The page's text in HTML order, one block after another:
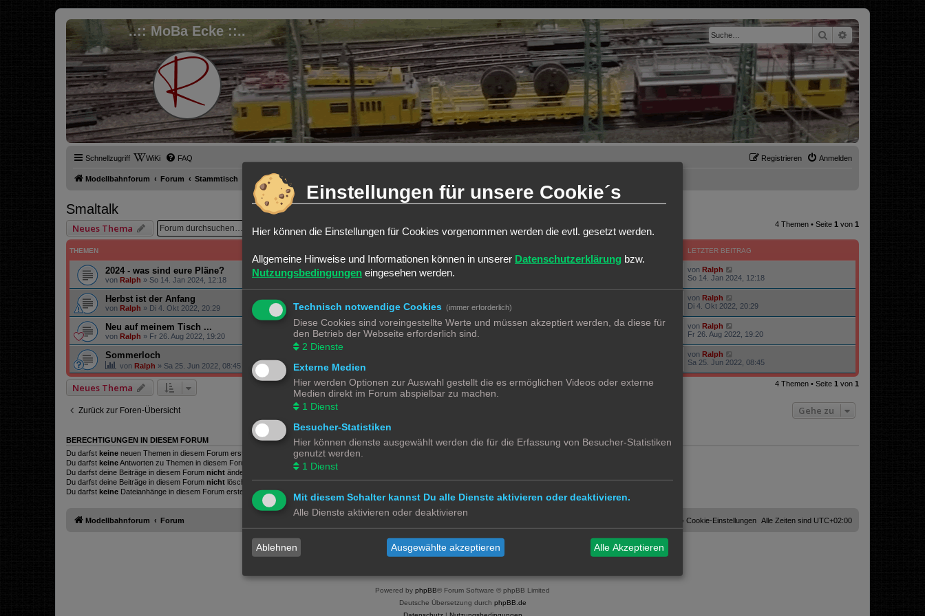
..:: MoBa Ecke ::.. SucheErweiterte Suche
Schnellzugriff WiKi FAQ Anmelden
Registrieren
Modellbahnforum Forum Stammtisch Smaltalk
Smaltalk
Neues Thema SucheErweiterte Suche 4 Themen • Seite 1 von 1
THEMEN LETZTER BEITRAG
2024 - was sind eure Pläne?
von Ralph » So 14. Jan 2024, 12:18
von Ralph
So 14. Jan 2024, 12:18
Herbst ist der Anfang
von Ralph » Di 4. Okt 2022, 20:29
von Ralph
Di 4. Okt 2022, 20:29
Neu auf meinem Tisch ...
von Ralph » Fr 26. Aug 2022, 19:20
von Ralph
Fr 26. Aug 2022, 19:20
Sommerloch
von Ralph » Sa 25. Jun 2022, 08:45
von Ralph
Sa 25. Jun 2022, 08:45
Neues Thema 4 Themen • Seite 1 von 1
Zurück zur Foren-Übersicht Gehe zu
BERECHTIGUNGEN IN DIESEM FORUM
Du darfst keine neuen Themen in diesem Forum erstellen.
Du darfst keineAntworten zu Themen in diesem Forum erstellen.
Du darfst deine Beiträge in diesem Forum nicht ändern.
Du darfst deine Beiträge in diesem Forum nicht löschen.
Du darfst keine Dateianhänge in diesem Forum erstellen.
Modellbahnforum Forum Alle Zeiten sind UTC+02:00
Cookie-Einstellungen
Powered by phpBB® Forum Software © phpBB Limited
Deutsche Übersetzung durch phpBB.de
Einstellungen für unsere Cookie´s
Hier können die Einstellungen für Cookies vorgenommen werden die evtl. gesetzt werden.
Allgemeine Hinweise und Informationen können in unserer Datenschutzerklärung bzw.
Nutzungsbedingungen eingesehen werden.
Technisch notwendige Cookies (immer erforderlich)
Diese Cookies sind voreingestellte Werte und müssen akzeptiert werden, da diese für
den Betrieb der Webseite erforderlich sind.
2 Dienste
Externe Medien
Hier werden Optionen zur Auswahl gestellt die es ermöglichen Videos oder externe
Medien direkt im Forum abspielbar zu machen.
1 Dienst
Besucher-Statistiken
Hier können dienste ausgewählt werden die für die Erfassung von Besucher-Statistiken
genutzt werden.
1 Dienst
Mit diesem Schalter kannst Du alle Dienste aktivieren oder deaktivieren.
Alle Dienste aktivieren oder deaktivieren
Ablehnen Ausgewählte akzeptieren Alle Akzeptieren